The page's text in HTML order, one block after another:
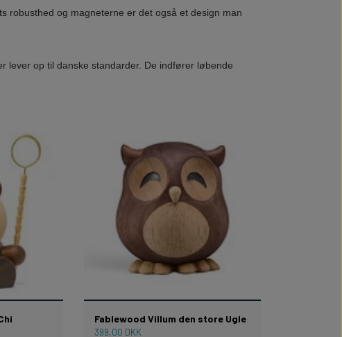
robusthed og magneterne er det også et design man
lever op til danske standarder. De indfører løbende
Fablewood Villum den store Ugle
399,00 DKK